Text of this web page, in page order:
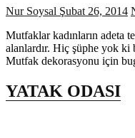
Nur Soysal Şubat 26, 2014
Mutfaklar kadınların adeta
alanlardır. Hiç şüphe yok ki
Mutfak dekorasyonu için
YATAK ODASI